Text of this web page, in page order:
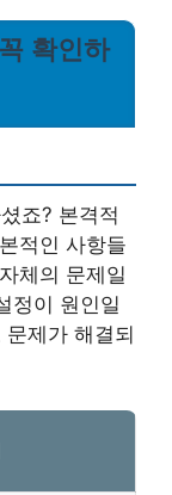
확인하
죠? 본격적
적인 사항들
체의 문제일
정이 원인일
제가 해결되